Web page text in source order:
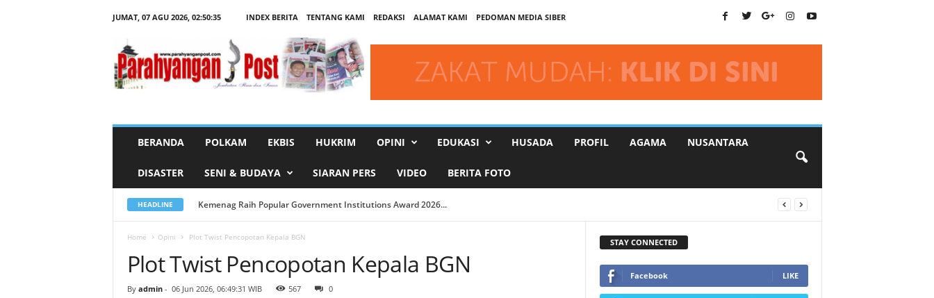
JUMAT, 07 AGU 2026, 02:50:35 INDEX BERITA TENTANG KAMI REDAKSI ALAMAT KAMI
PEDOMAN MEDIA SIBER
T
w
n
p
BERANDA POLKAM EKBIS HUKRIM OPINI EDUKASI HUSADA PROFIL AGAMA NUSANTARA
DISASTER SENI & BUDAYA SIARAN PERS VIDEO BERITA FOTO
HEADLINE Kemenag Raih Popular Government Institutions Award 2026...
Tabayyun di Era Digital: MUI DKI Luncurkan Situs Web ...
Home Opini Plot Twist Pencopotan Kepala BGN
Plot Twist Pencopotan Kepala BGN
By admin- 06 Jun 2026, 06:49:31 WIB 567 0
STAY CONNECTED
Facebook LIKE